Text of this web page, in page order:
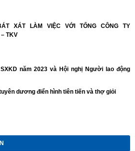
XÁT LÀM VIỆC VỚI TỔNG CÔNG TY
TKV
năm 2023 và Hội nghị Người lao động
dương điển hình tiên tiến và thợ giỏi